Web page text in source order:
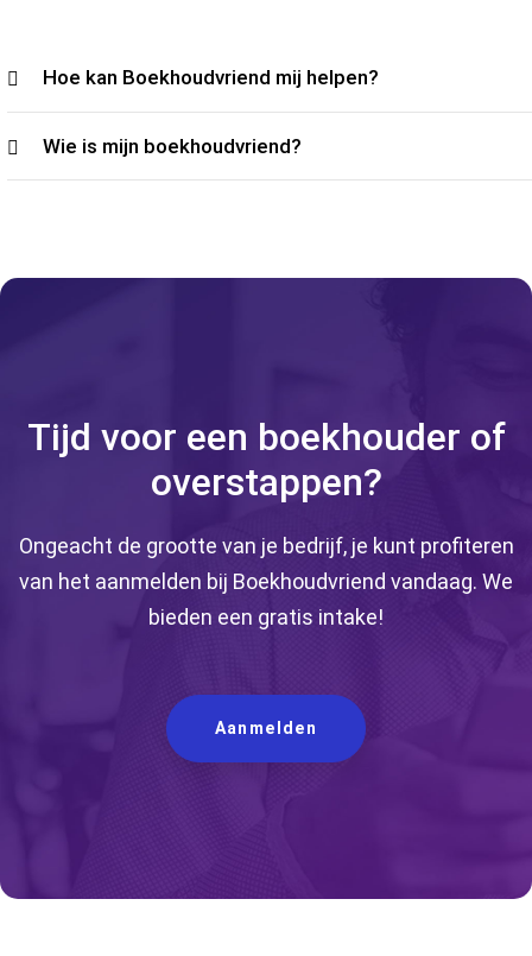
Hoe kan Boekhoudvriend mij helpen?
Wie is mijn boekhoudvriend?
Tijd voor een boekhouder of
overstappen?
Ongeacht de grootte van je bedrijf, je kunt profiteren
van het aanmelden bij Boekhoudvriend vandaag. We
bieden een gratis intake!
Aanmelden